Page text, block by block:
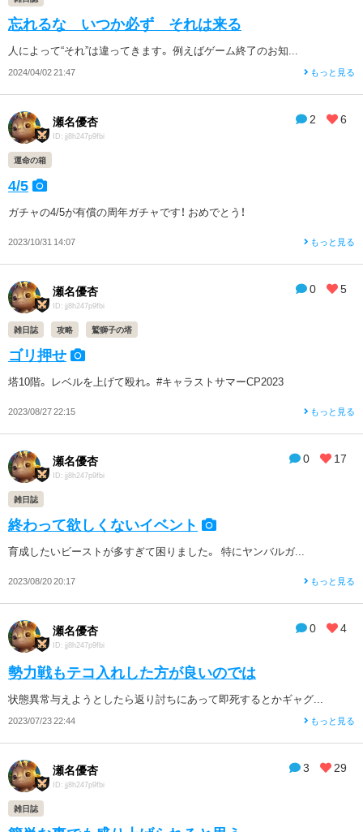
忘れるな いつか必ず それは来る
人によって“それ”は違ってきます。 例えばゲーム終了のお知...
2024/04/02 21:47 もっと見る
2 6
瀬名優杏
ID: jj8h247p9fbi
運命の箱
4/5
ガチャの4/5が有償の周年ガチャです！ おめでとう！
2023/10/31 14:07 もっと見る
0 5
瀬名優杏
ID: jj8h247p9fbi
雑日誌 攻略 鷲獅子の塔
ゴリ押せ
塔10階。 レベルを上げて殴れ。 #キャラストサマーCP2023
2023/08/27 22:15 もっと見る
0 17
瀬名優杏
ID: jj8h247p9fbi
雑日誌
終わって欲しくないイベント
育成したいビーストが多すぎて困りました。 特にヤンバルガ...
2023/08/20 20:17 もっと見る
0 4
瀬名優杏
ID: jj8h247p9fbi
勢力戦もテコ入れした方が良いのでは
状態異常与えようとしたら返り討ちにあって即死するとかギャグ...
2023/07/23 22:44 もっと見る
3 29
瀬名優杏
ID: jj8h247p9fbi
雑日誌